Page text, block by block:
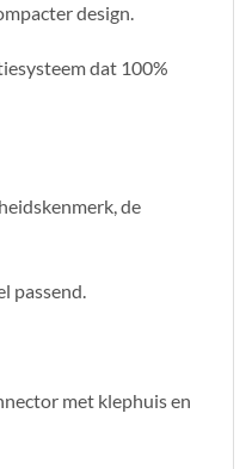
design.
dat 100%
de
passend.
met klephuis en